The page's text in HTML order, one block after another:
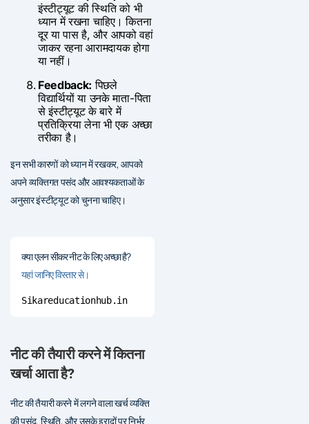
इंस्टीट्यूट की स्थिति को भी
ध्यान में रखना चाहिए। कितना
दूर या पास है, और आपको वहां
जाकर रहना आरामदायक होगा
या नहीं।
Feedback: पिछले
विद्यार्थियों या उनके माता-पिता
से इंस्टीट्यूट के बारे में
प्रतिक्रिया लेना भी एक अच्छा
तरीका है।
इन सभी कारणों को ध्यान में रखकर, आपको
अपने व्यक्तिगत पसंद और आवश्यकताओं के
अनुसार इंस्टीट्यूट को चुनना चाहिए।
क्या एलन सीकर नीट के लिए अच्छा है?
यहां जानिए विस्तार से।
Sikareducationhub.in
नीट की तैयारी करने में कितना
खर्चा आता है?
नीट की तैयारी करने में लगने वाला खर्च व्यक्ति
की पसंद, स्थिति, और उसके इरादों पर निर्भर